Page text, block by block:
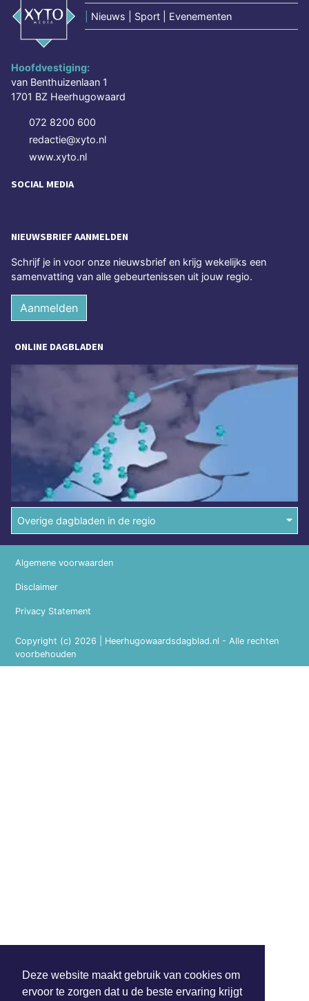
Deze website maakt gebruik van cookies om
ervoor te zorgen dat u de beste ervaring krijgt
Nieuws | Sport | Evenementen
Hoofdvestiging:
van Benthuizenlaan 1
1701 BZ Heerhugowaard
072 8200 600
redactie@xyto.nl
www.xyto.nl
SOCIAL MEDIA
NIEUWSBRIEF AANMELDEN
Schrijf je in voor onze nieuwsbrief en krijg wekelijks een
samenvatting van alle gebeurtenissen uit jouw regio.
Aanmelden
ONLINE DAGBLADEN
Overige dagbladen in de regio
Copyright (c) 2026 | Heerhugowaardsdagblad.nl - Alle rechten
voorbehouden
Algemene voorwaarden
Disclaimer
Privacy Statement